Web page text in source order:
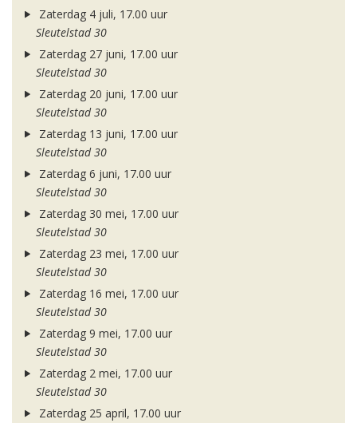
Zaterdag 4 juli, 17.00 uur
Sleutelstad 30
Zaterdag 27 juni, 17.00 uur
Sleutelstad 30
Zaterdag 20 juni, 17.00 uur
Sleutelstad 30
Zaterdag 13 juni, 17.00 uur
Sleutelstad 30
Zaterdag 6 juni, 17.00 uur
Sleutelstad 30
Zaterdag 30 mei, 17.00 uur
Sleutelstad 30
Zaterdag 23 mei, 17.00 uur
Sleutelstad 30
Zaterdag 16 mei, 17.00 uur
Sleutelstad 30
Zaterdag 9 mei, 17.00 uur
Sleutelstad 30
Zaterdag 2 mei, 17.00 uur
Sleutelstad 30
Zaterdag 25 april, 17.00 uur